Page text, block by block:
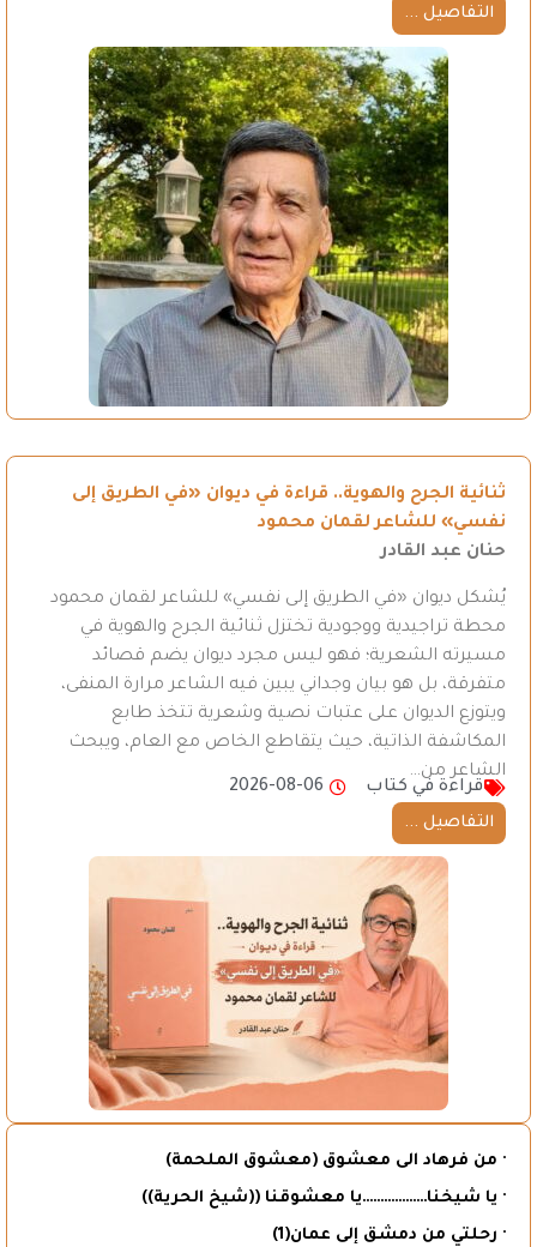
التفاصيل ...
ثنائية الجرح والهوية.. قراءة في ديوان «في الطريق إلى
نفسي» للشاعر لقمان محمود
حنان عبد القادر
يُشكل ديوان «في الطريق إلى نفسي» للشاعر لقمان محمود
محطة تراجيدية ووجودية تختزل ثنائية الجرح والهوية في
مسيرته الشعرية؛ فهو ليس مجرد ديوان يضم قصائد
متفرقة، بل هو بيان وجداني يبين فيه الشاعر مرارة المنفى،
ويتوزع الديوان على عتبات نصية وشعرية تتخذ طابع
المكاشفة الذاتية، حيث يتقاطع الخاص مع العام، ويبحث
الشاعر من…
قراءة في كتاب
2026-08-06
التفاصيل ...
· من فرهاد الى معشوق (معشوق الملحمة)
· يا شيخنا………………يا معشوقنا ((شيخ الحرية))
· رحلتي من دمشق إلى عمان(1)